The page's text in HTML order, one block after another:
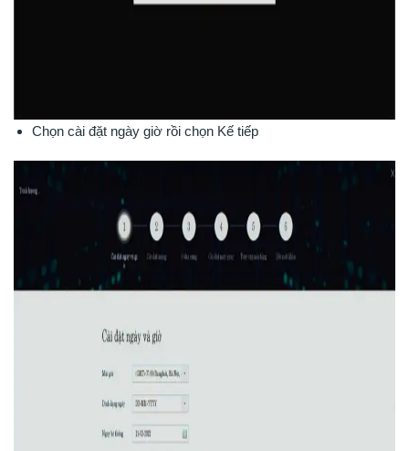
Chọn cài đặt ngày giờ rồi chọn Kế tiếp